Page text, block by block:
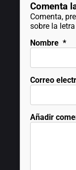
Comenta
Comenta,
sobre la letra
Nombre *
Correo
Añadir